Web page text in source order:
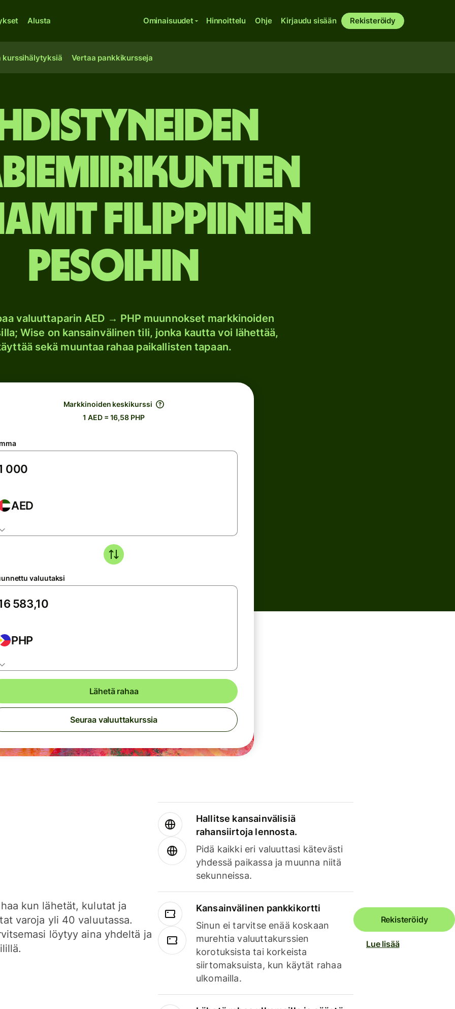
Alusta Ominaisuudet Hinnoittelu Ohje Kirjaudu sisään Rekisteröidy
kurssihälytyksiä Vertaa pankkikursseja
Filippiinien
pesoihin
valuuttaparin AED → PHP muunnokset markkinoiden
Wise on kansainvälinen tili, jonka kautta voi lähettää,
sekä muuntaa rahaa paikallisten tapaan.
Markkinoiden keskikurssi
1 AED = 16,58 PHP
AED
valuutaksi
PHP
Lähetä rahaa
Seuraa valuuttakurssia
kun lähetät, kulutat ja
varoja yli 40 valuutassa.
löytyy aina yhdeltä ja
Hallitse kansainvälisiä
rahansiirtoja lennosta.
Pidä kaikki eri valuuttasi kätevästi
yhdessä paikassa ja muunna niitä
sekunneissa.
Kansainvälinen pankkikortti
Sinun ei tarvitse enää koskaan
murehtia valuuttakurssien
korotuksista tai korkeista
siirtomaksuista, kun käytät rahaa
ulkomailla.
Rekisteröidy
Lue lisää